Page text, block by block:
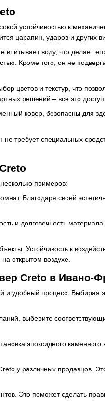
устойчивостью к
царапин, ударов и других
впитывает воду, что делает
Кроме того, он не
цветов и текстур, что
решений – все это
ковер, безопасны для
требует специальных
примеров:
Благодаря своей
и долговечность материала
Устойчивость к
открытом воздухе.
Creto в Ивано-
и удобный процесс. Выбирая
выберите
эпоксидного
у различных продавцов.
Это поможет сделать